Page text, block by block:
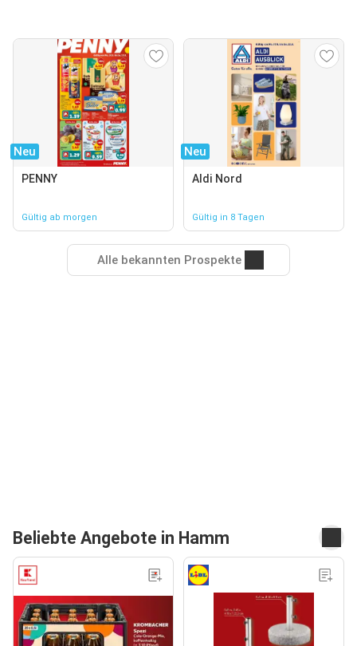
Neu
PENNY
Gültig ab morgen
Neu
Aldi Nord
Gültig in 8 Tagen
Alle bekannten Prospekte
Beliebte Angebote in Hamm